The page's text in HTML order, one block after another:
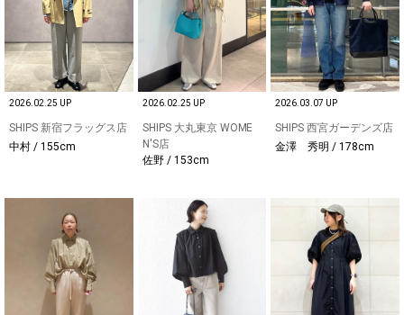
2026.02.25 UP
SHIPS 新宿フラッグス店
中村 / 155cm
2026.02.25 UP
SHIPS 大丸東京 WOME
N'S店
佐野 / 153cm
2026.03.07 UP
SHIPS 西宮ガーデンズ店
金澤 秀明 / 178cm